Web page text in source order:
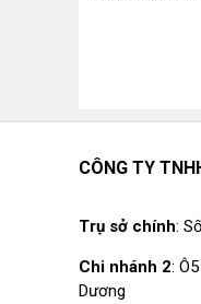
và sử dụng
nghiệm mượt
ứng dụng từ
giới. Nó
hàng ứng
hay là Apple
CÔNG TY
Trụ sở chính:
Chi nhánh 2:
Dương